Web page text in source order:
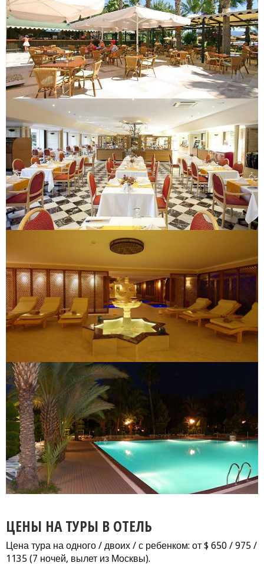
ЦЕНЫ НА ТУРЫ В ОТЕЛЬ
Цена тура на одного / двоих / с ребенком: от $ 650 / 975 /
1135 (7 ночей, вылет из Москвы).